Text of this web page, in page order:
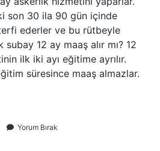
son 30 ila 90 gün içinde
ederler ve bu rütbeyle
12 ay maaş alır mı? 12
ilk iki ayı eğitime ayrılır.
süresince maaş almazlar.
Yorum Bırak